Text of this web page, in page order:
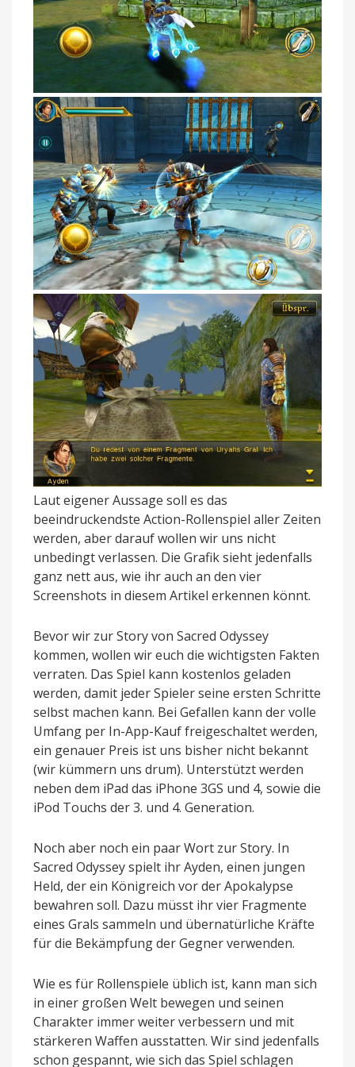
Laut eigener Aussage soll es das
beeindruckendste Action-Rollenspiel aller Zeiten
werden, aber darauf wollen wir uns nicht
unbedingt verlassen. Die Grafik sieht jedenfalls
ganz nett aus, wie ihr auch an den vier
Screenshots in diesem Artikel erkennen könnt.
Bevor wir zur Story von Sacred Odyssey
kommen, wollen wir euch die wichtigsten Fakten
verraten. Das Spiel kann kostenlos geladen
werden, damit jeder Spieler seine ersten Schritte
selbst machen kann. Bei Gefallen kann der volle
Umfang per In-App-Kauf freigeschaltet werden,
ein genauer Preis ist uns bisher nicht bekannt
(wir kümmern uns drum). Unterstützt werden
neben dem iPad das iPhone 3GS und 4, sowie die
iPod Touchs der 3. und 4. Generation.
Noch aber noch ein paar Wort zur Story. In
Sacred Odyssey spielt ihr Ayden, einen jungen
Held, der ein Königreich vor der Apokalypse
bewahren soll. Dazu müsst ihr vier Fragmente
eines Grals sammeln und übernatürliche Kräfte
für die Bekämpfung der Gegner verwenden.
Wie es für Rollenspiele üblich ist, kann man sich
in einer großen Welt bewegen und seinen
Charakter immer weiter verbessern und mit
stärkeren Waffen ausstatten. Wir sind jedenfalls
schon gespannt, wie sich das Spiel schlagen